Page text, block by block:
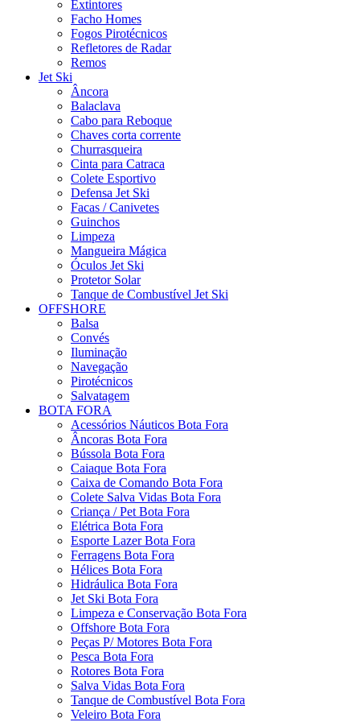
Extintores
Facho Homes
Fogos Pirotécnicos
Refletores de Radar
Remos
Jet Ski
Âncora
Balaclava
Cabo para Reboque
Chaves corta corrente
Churrasqueira
Cinta para Catraca
Colete Esportivo
Defensa Jet Ski
Facas / Canivetes
Guinchos
Limpeza
Mangueira Mágica
Óculos Jet Ski
Protetor Solar
Tanque de Combustível Jet Ski
OFFSHORE
Balsa
Convés
Iluminação
Navegação
Pirotécnicos
Salvatagem
BOTA FORA
Acessórios Náuticos Bota Fora
Âncoras Bota Fora
Bússola Bota Fora
Caiaque Bota Fora
Caixa de Comando Bota Fora
Colete Salva Vidas Bota Fora
Criança / Pet Bota Fora
Elétrica Bota Fora
Esporte Lazer Bota Fora
Ferragens Bota Fora
Hélices Bota Fora
Hidráulica Bota Fora
Jet Ski Bota Fora
Limpeza e Conservação Bota Fora
Offshore Bota Fora
Peças P/ Motores Bota Fora
Pesca Bota Fora
Rotores Bota Fora
Salva Vidas Bota Fora
Tanque de Combustível Bota Fora
Veleiro Bota Fora